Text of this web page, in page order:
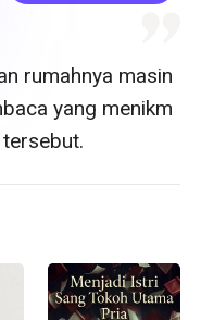
rumahnya masin
yang menikm